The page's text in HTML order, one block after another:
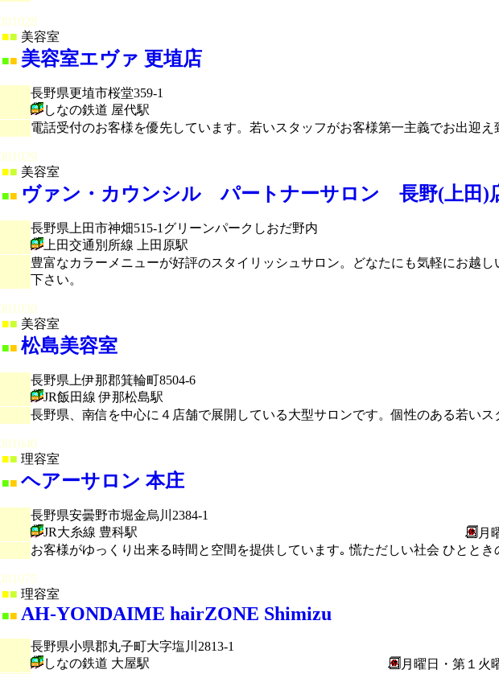
■ 美容室
■■ 美容室エヴァ 更埴店
長野県更埴市桜堂359-1
しなの鉄道 屋代駅
電話受付のお客様を優先しています。若いスタッフがお客様第一主義でお出迎え
■ 美容室
■■ ヴァン・カウンシル パートナーサロン 長野(上田)
長野県上田市神畑515-1グリーンパークしおだ野内
上田交通別所線 上田原駅
豊富なカラーメニューが好評のスタイリッシュサロン。どなたにも気軽にお越
下さい。
■ 美容室
■■ 松島美容室
長野県上伊那郡箕輪町8504-6
JR飯田線 伊那松島駅
長野県、南信を中心に４店舗で展開している大型サロンです。個性のある若いス
■ 理容室
■■ ヘアーサロン 本庄
長野県安曇野市堀金烏川2384-1
JR大糸線 豊科駅
月
お客様がゆっくり出来る時間と空間を提供しています｡ 慌ただしい社会 ひとと
■ 理容室
■■ AH-YONDAIME hairZONE Shimizu
長野県小県郡丸子町大字塩川2813-1
しなの鉄道 大屋駅
月曜日・第１火